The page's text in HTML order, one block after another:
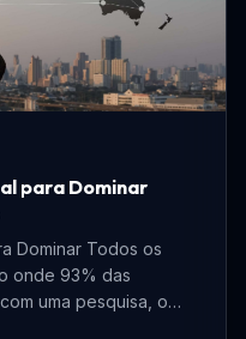
para Dominar
Dominar Todos os
onde 93% das
uma pesquisa, o